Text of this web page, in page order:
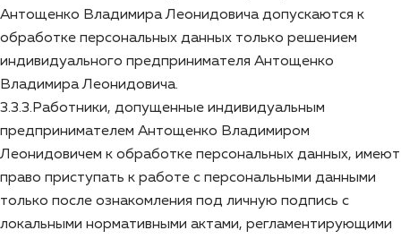
Антощенко Владимира Леонидовича допускаются к
обработке персональных данных только решением
индивидуального предпринимателя Антощенко
Владимира Леонидовича.
3.3.3.Работники, допущенные индивидуальным
предпринимателем Антощенко Владимиром
Леонидовичем к обработке персональных данных, имеют
право приступать к работе с персональными данными
только после ознакомления под личную подпись с
локальными нормативными актами, регламентирующими